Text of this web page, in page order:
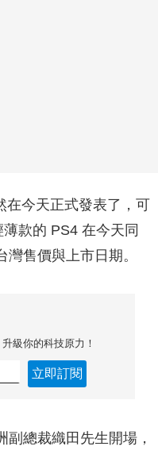
在今天正式發表了，可
款的 PS4 在今天同
售價與上市日期。
級你的科技原力！
立即訂閱
總裁織田先生開場，